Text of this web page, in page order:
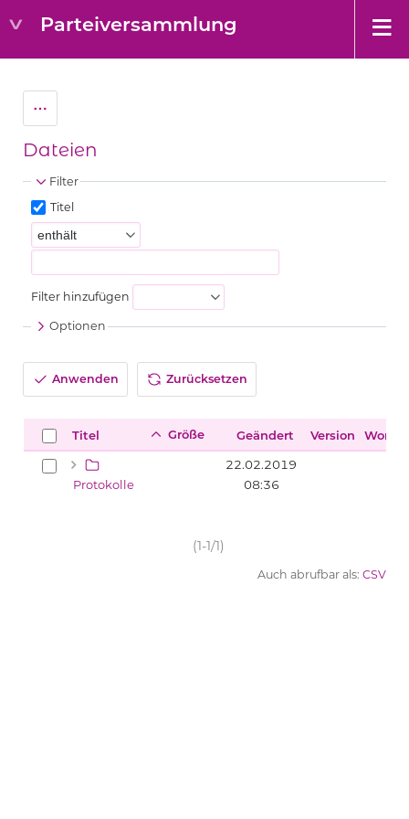
Parteiversammlung
Dateien
Filter
Titel
Filter hinzufügen
Optionen
Anwenden Zurücksetzen
Titel Größe Geändert Version
Protokolle
22.02.2019
08:36
(1-1/1)
Auch abrufbar als: CSV